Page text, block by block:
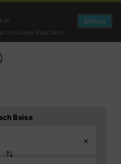
in
im Google Play Store
öffnen
Boise